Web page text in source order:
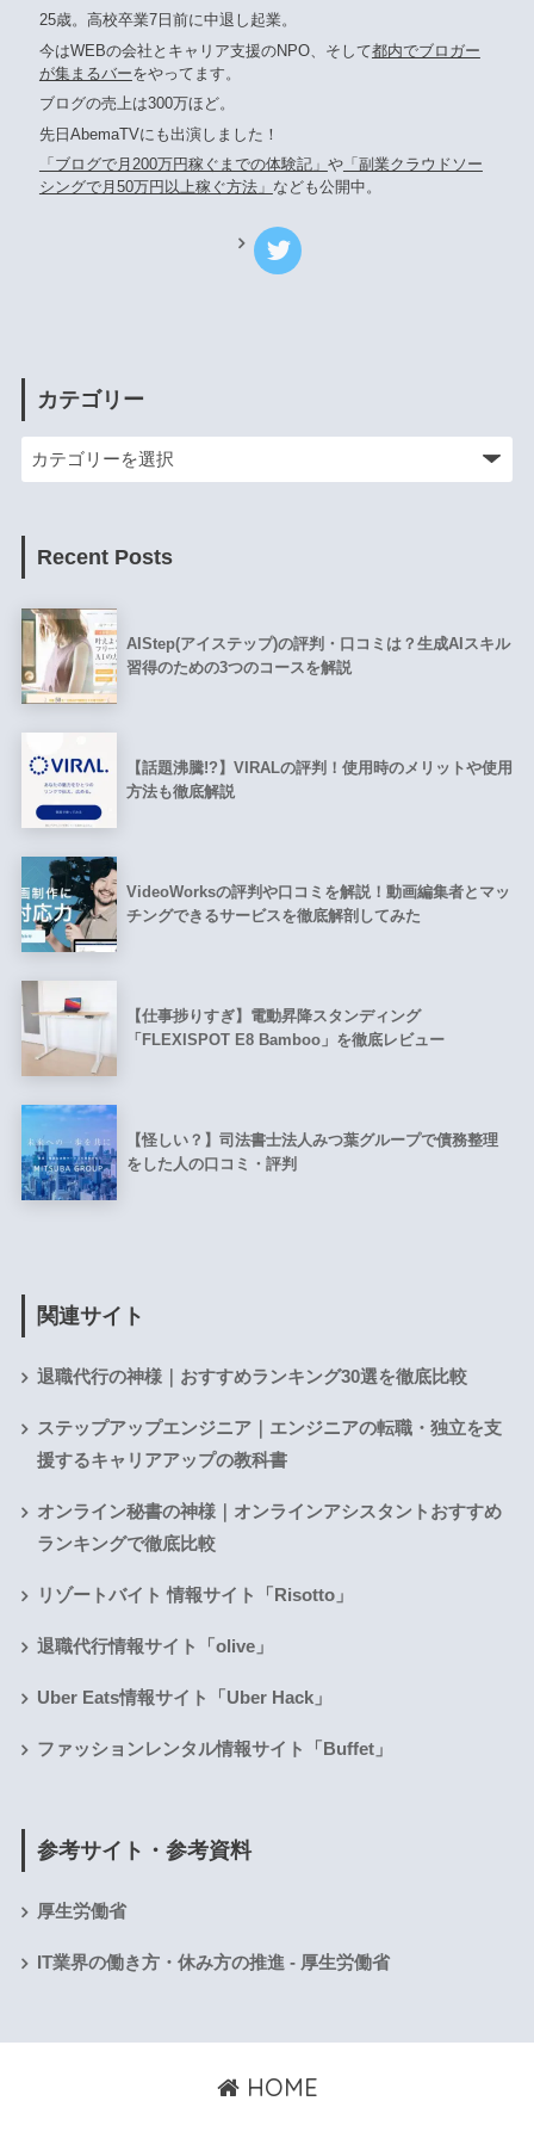
25歳。高校卒業7日前に中退し起業。
今はWEBの会社とキャリア支援のNPO、そして都内でブロガー
が集まるバーをやってます。
ブログの売上は300万ほど。
先日AbemaTVにも出演しました！
「ブログで月200万円稼ぐまでの体験記」 や「副業クラウドソー
シングで月50万円以上稼ぐ方法」 なども公開中。
カテゴリー
Recent Posts
AIStep(アイステップ)の評判・口コミは？生成AIスキル
習得のための3つのコースを解説
【話題沸騰!?】VIRALの評判！使用時のメリットや使用
方法も徹底解説
VideoWorksの評判や口コミを解説！動画編集者とマッ
チングできるサービスを徹底解剖してみた
【仕事捗りすぎ】電動昇降スタンディング
「FLEXISPOT E8 Bamboo」を徹底レビュー
【怪しい？】司法書士法人みつ葉グループで債務整理
をした人の口コミ・評判
関連サイト
退職代行の神様｜おすすめランキング30選を徹底比較
ステップアップエンジニア｜エンジニアの転職・独立を支
援するキャリアアップの教科書
オンライン秘書の神様｜オンラインアシスタントおすすめ
ランキングで徹底比較
リゾートバイト 情報サイト「Risotto」
退職代行情報サイト「olive」
Uber Eats情報サイト「Uber Hack」
ファッションレンタル情報サイト「Buffet」
参考サイト・参考資料
厚生労働省
IT業界の働き方・休み方の推進 - 厚生労働省
HOME